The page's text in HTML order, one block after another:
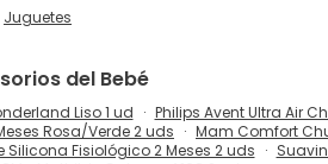
Juguetes
del Bebé
Liso 1 ud
Philips Avent Ultra Air
Rosa/Verde 2 uds
Mam Comfort
Silicona Fisiológico 2 Meses 2 uds